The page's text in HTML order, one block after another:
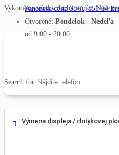
Panónska cesta 38/A, 851 04
Otvorené: Pondelok - Nedeľa
od 9:00 - 20:00
Search for:
Vykonáme všetky druhy opráv. Naše
Výmena displeja / dotykovej